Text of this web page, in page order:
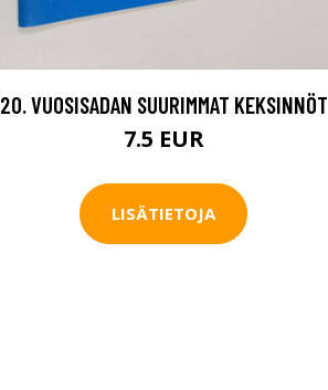
20. VUOSISADAN SUURIMMAT KEKSINNÖT
7.5 EUR
LISÄTIETOJA